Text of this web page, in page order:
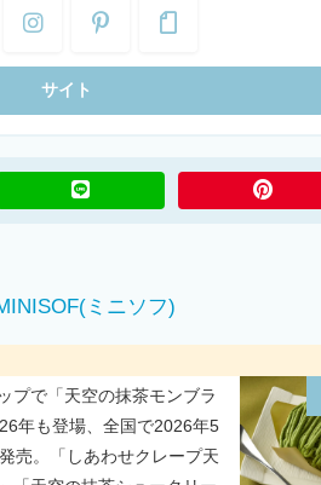
ミニソフ)
プで「天空の抹茶モンブラ
年も登場、全国で2026年5
売。「しあわせクレープ天